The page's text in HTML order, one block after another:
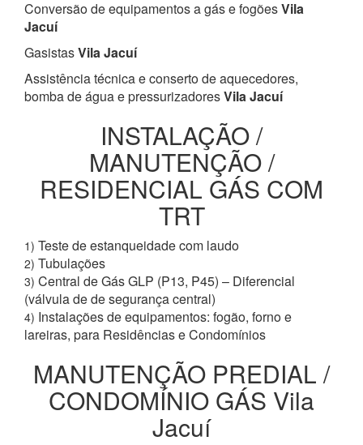
Conversão de equipamentos a gás e fogõesVila
Jacuí
GasistasVila Jacuí
Assistência técnica e conserto de aquecedores,
bomba de água e pressurizadoresVila Jacuí
INSTALAÇÃO /
MANUTENÇÃO /
RESIDENCIAL GÁS COM
TRT
1) Teste de estanqueidade com laudo
2) Tubulações
3) Central de Gás GLP (P13, P45) – Diferencial
(válvula de de segurança central)
4) Instalações de equipamentos: fogão, forno e
lareiras, para Residências e Condomínios
MANUTENÇÃO PREDIAL /
CONDOMÍNIO GÁS Vila
Jacuí